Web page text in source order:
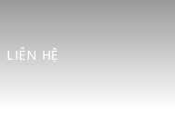
LIÊN HỆ